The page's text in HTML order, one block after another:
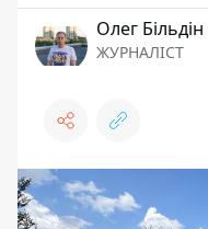
Олег Більдін
ЖУРНАЛІСТ